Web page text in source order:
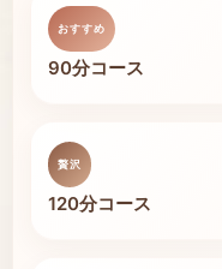
おすすめ
90分コース
贅沢
120分コース